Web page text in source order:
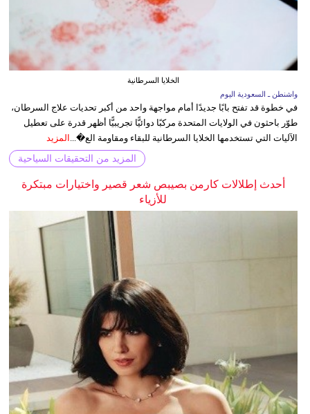
الخلايا السرطانية
واشنطن ـ السعودية اليوم
في خطوة قد تفتح بابًا جديدًا أمام مواجهة واحد من أكبر تحديات علاج السرطان،
طوّر باحثون في الولايات المتحدة مركبًا دوائيًّا تجريبيًّا أظهر قدرة على تعطيل
الآليات التي تستخدمها الخلايا السرطانية للبقاء ومقاومة الع�... المزيد
المزيد من التحقيقات السياحية
أحدث إطلالات كارمن بصيبص شعر قصير واختيارات مبتكرة
للأزياء